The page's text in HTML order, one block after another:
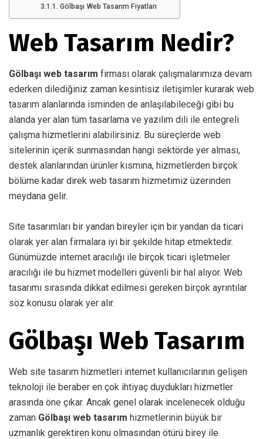
Gölbaşı Web Tasarım Fiyatları
Web Tasarım Nedir?
Gölbaşı web tasarım firması olarak çalışmalarımıza devam
ederken dilediğiniz zaman kesintisiz iletişimler kurarak web
tasarım alanlarında isminden de anlaşılabileceği gibi bu
alanda yer alan tüm tasarlama ve yazılım dili ile entegreli
çalışma hizmetlerini alabilirsiniz. Bu süreçlerde web
sitelerinin içerik sunmasından hangi sektörde yer alması,
destek alanlarından ürünler kısmına, hizmetlerden birçok
bölüme kadar direk web tasarım hizmetimiz üzerinden
meydana gelir.
Site tasarımları bir yandan bireyler için bir yandan da ticari
olarak yer alan firmalara iyi bir şekilde hitap etmektedir.
Günümüzde internet aracılığı ile birçok ticari işletmeler
aracılığı ile bu hizmet modelleri güvenli bir hal alıyor. Web
tasarımı sırasında dikkat edilmesi gereken birçok ayrıntılar
söz konusu olarak yer alır.
Gölbaşı Web Tasarım
Web site tasarım hizmetleri internet kullanıcılarının gelişen
teknoloji ile beraber en çok ihtiyaç duydukları hizmetler
arasında öne çıkar. Ancak genel olarak incelenecek olduğu
zaman Gölbaşı web tasarım hizmetlerinin büyük bir
uzmanlık gerektiren konu olmasından ötürü birey ile